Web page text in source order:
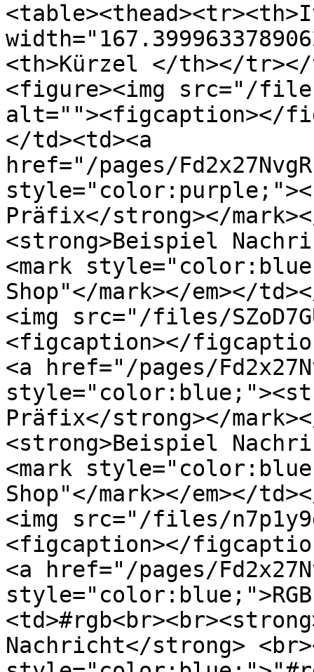
<th>Kürzel </th></tr></
<figure><img src="/files/
alt=""><figcaption></
</td><td><a
href="/pages/
Präfix</strong></
<strong>Beispiel
<mark
Shop"</mark></em></
<img src="/files/
<figcaption></
<a href="/pages/
Präfix</strong></
<strong>Beispiel
<mark
Shop"</mark></em></
<img src="/files/
<figcaption></
<a href="/pages/
Nachricht</strong>